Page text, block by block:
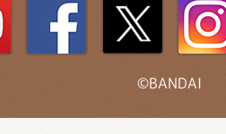
©BANDAI